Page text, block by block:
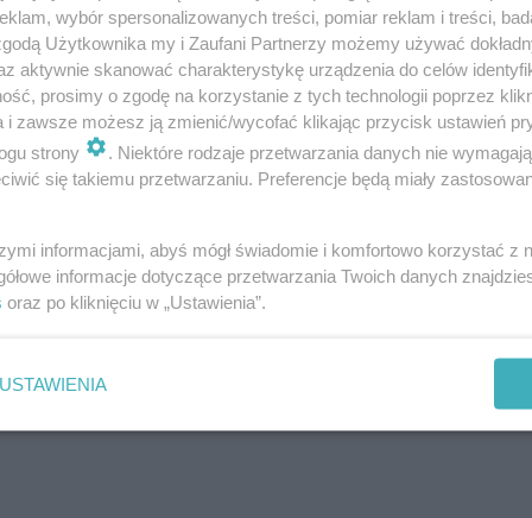
9 sypialnia 18,4 m
10 łazienka 7,72 m2
11 garderoba 5,1 m2
12 wc
Razem 155,83 m2
garaż
wybór spersonalizowanych treści, pomiar reklam i treści,
Użytkownika my i Zaufani Partnerzy możemy używać
aktywnie skanować charakterystykę urządzenia do celów
prosimy o zgodę na korzystanie z tych technologii poprzez
i zawsze możesz ją zmienić/wycofać klikając przycisk ustawień
strony
. Niektóre rodzaje przetwarzania danych nie
się takiemu przetwarzaniu. Preferencje będą miały
informacjami, abyś mógł świadomie i komfortowo korzystać z
informacje dotyczące przetwarzania Twoich danych
oraz po kliknięciu w „Ustawienia”.
USTAWIENIA